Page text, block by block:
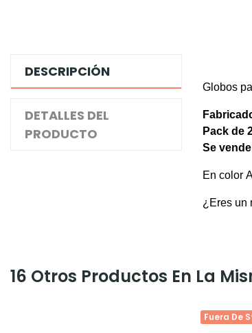
DESCRIPCIÓN
DETALLES DEL
PRODUCTO
Globos
Pack de
Se
En color
¿Eres un
16 Otros Productos En La
Fuera De